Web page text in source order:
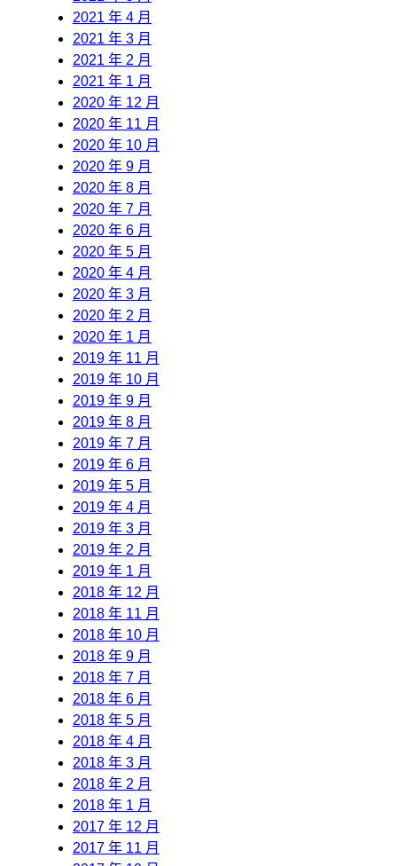
2021 年 4 月
2021 年 3 月
2021 年 2 月
2021 年 1 月
2020 年 12 月
2020 年 11 月
2020 年 10 月
2020 年 9 月
2020 年 8 月
2020 年 7 月
2020 年 6 月
2020 年 5 月
2020 年 4 月
2020 年 3 月
2020 年 2 月
2020 年 1 月
2019 年 11 月
2019 年 10 月
2019 年 9 月
2019 年 8 月
2019 年 7 月
2019 年 6 月
2019 年 5 月
2019 年 4 月
2019 年 3 月
2019 年 2 月
2019 年 1 月
2018 年 12 月
2018 年 11 月
2018 年 10 月
2018 年 9 月
2018 年 7 月
2018 年 6 月
2018 年 5 月
2018 年 4 月
2018 年 3 月
2018 年 2 月
2018 年 1 月
2017 年 12 月
2017 年 11 月